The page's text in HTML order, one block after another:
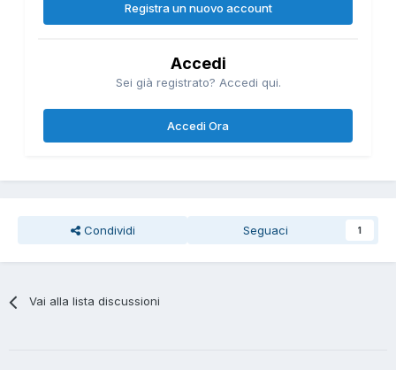
Registra un nuovo account
Accedi
Sei già registrato? Accedi qui.
Accedi Ora
Condividi Seguaci 1
Vai alla lista discussioni